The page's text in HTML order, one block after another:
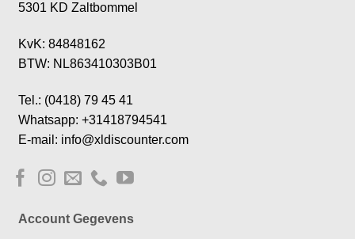
5301 KD Zaltbommel
KvK: 84848162
BTW: NL863410303B01
Tel.: (0418) 79 45 41
Whatsapp: +31418794541
E-mail: info@xldiscounter.com
Account Gegevens